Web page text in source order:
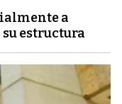
a
estructura